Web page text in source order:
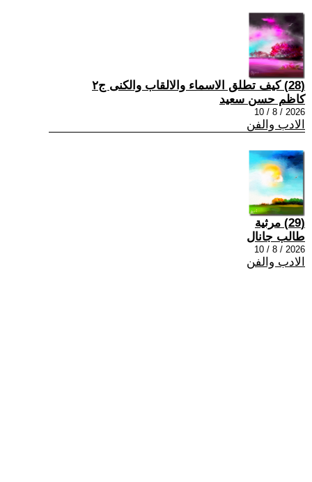
(28) كيف تطلق الاسماء والالقاب والكنى ج٢
كاظم حسن سعيد
2026 / 8 / 10
الادب والفن
(29) مرثية
طالب جانال
2026 / 8 / 10
الادب والفن